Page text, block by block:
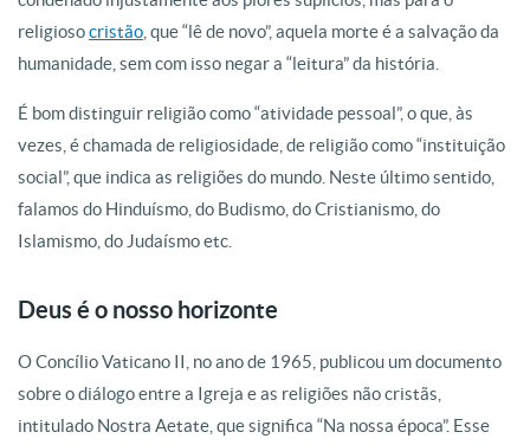
religiosocristão , que “lê de novo”, aquela morte é a salvação da
humanidade, sem com isso negar a “leitura” da história.
É bom distinguir religião como “atividade pessoal”, o que, às
vezes, é chamada de religiosidade, de religião como “instituição
social”, que indica as religiões do mundo. Neste último sentido,
falamos do Hinduísmo, do Budismo, do Cristianismo, do
Islamismo, do Judaísmo etc.
Deus é o nosso horizonte
O Concílio Vaticano II, no ano de 1965, publicou um documento
sobre o diálogo entre a Igreja e as religiões não cristãs,
intitulado Nostra Aetate, que significa “Na nossa época”. Esse